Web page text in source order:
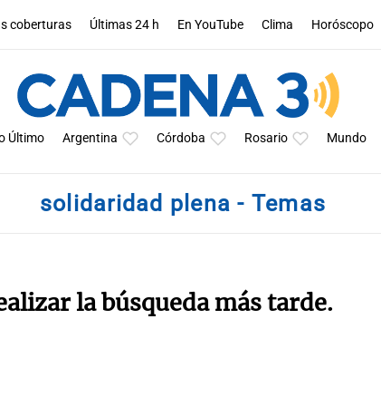
coberturas Últimas 24 h En YouTube Clima Horóscopo
Último Argentina Córdoba Rosario Mundo
solidaridad plena - Temas
la búsqueda más tarde.